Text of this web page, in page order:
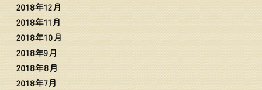
2018年12月
2018年11月
2018年10月
2018年9月
2018年8月
2018年7月